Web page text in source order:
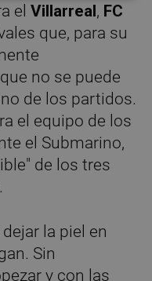
elVillarreal, FC
que, para su
no se puede
de los partidos.
el equipo de los
el Submarino,
de los tres
la piel en
Sin
y con las